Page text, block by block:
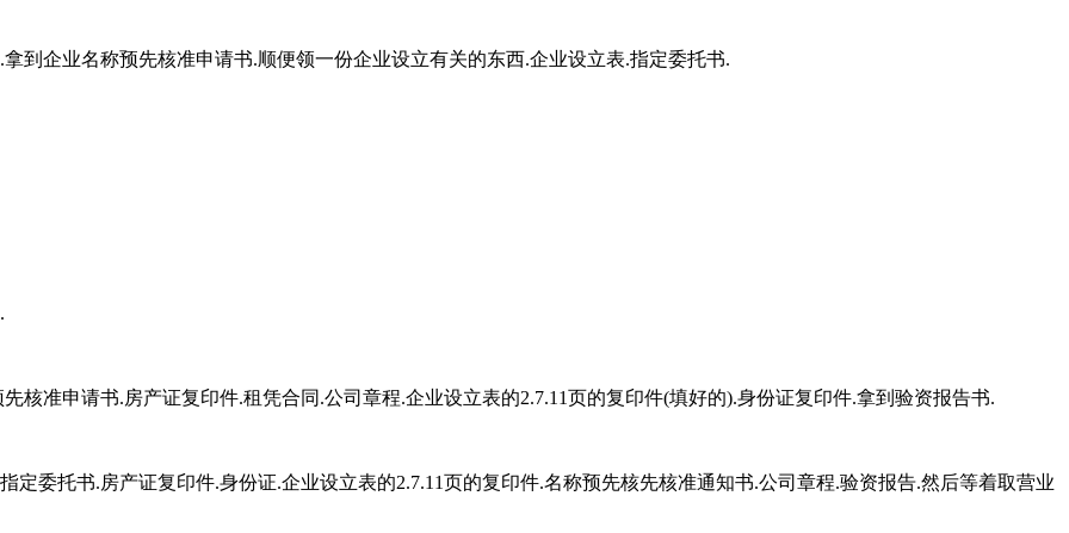
到企业名称预先核准申请书.顺便领一份企业设立有关的东西.企业设立表.指定委托书.
核准申请书.房产证复印件.租凭合同.公司章程.企业设立表的2.7.11页的复印件(填好的).身份证复印件.拿到验资报告书.
定委托书.房产证复印件.身份证.企业设立表的2.7.11页的复印件.名称预先核先核准通知书.公司章程.验资报告.然后等着取营业